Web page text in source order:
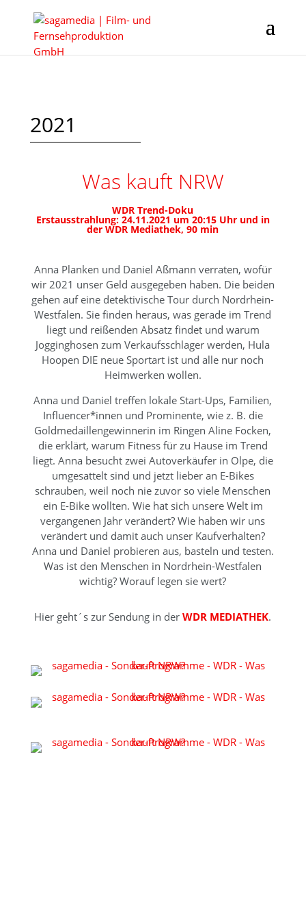
2021
Was kauft NRW
WDR Trend-Doku
Erstausstrahlung: 24.11.2021 um 20:15 Uhr und in
der WDR Mediathek, 90 min
Anna Planken und Daniel Aßmann verraten, wofür
wir 2021 unser Geld ausgegeben haben. Die beiden
gehen auf eine detektivische Tour durch Nordrhein-
Westfalen. Sie finden heraus, was gerade im Trend
liegt und reißenden Absatz findet und warum
Jogginghosen zum Verkaufsschlager werden, Hula
Hoopen DIE neue Sportart ist und alle nur noch
Heimwerken wollen.
Anna und Daniel treffen lokale Start-Ups, Familien,
Influencer*innen und Prominente, wie z. B. die
Goldmedaillengewinnerin im Ringen Aline Focken,
die erklärt, warum Fitness für zu Hause im Trend
liegt. Anna besucht zwei Autoverkäufer in Olpe, die
umgesattelt sind und jetzt lieber an E-Bikes
schrauben, weil noch nie zuvor so viele Menschen
ein E-Bike wollten. Wie hat sich unsere Welt im
vergangenen Jahr verändert? Wie haben wir uns
verändert und damit auch unser Kaufverhalten?
Anna und Daniel probieren aus, basteln und testen.
Was ist den Menschen in Nordrhein-Westfalen
wichtig? Worauf legen sie wert?
Hier geht´s zur Sendung in derWDR MEDIATHEK.